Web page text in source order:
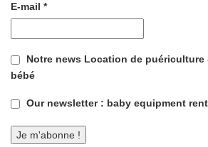
E-mail *
Notre news Location de puériculture
bébé
Our newsletter : baby equipment